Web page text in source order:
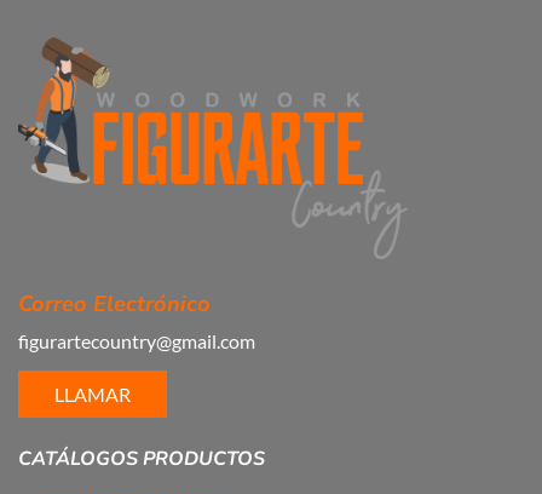
Correo Electrónico
figurartecountry@gmail.com
LLAMAR
CATÁLOGOS PRODUCTOS